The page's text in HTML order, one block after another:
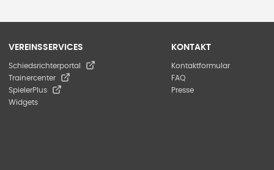
VEREINSSERVICES
Schiedsrichterportal
Trainercenter
SpielerPlus
Widgets
KONTAKT
Kontaktformular
FAQ
Presse